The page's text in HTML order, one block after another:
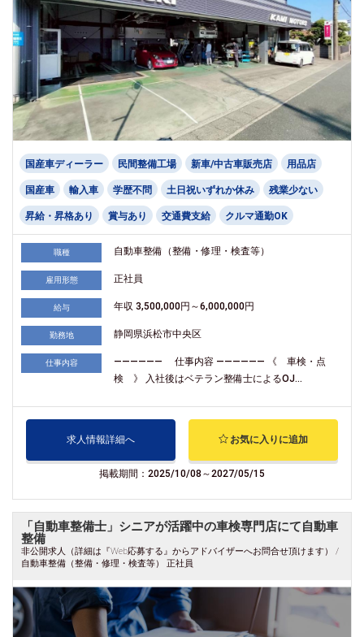
国産車ディーラー 民間整備工場 新車/中古車販売店 用品店
国産車 輸入車 学歴不問 土日祝いずれか休み 残業少ない
昇給・昇格あり 賞与あり 交通費支給 クルマ通勤OK
職種 自動車整備（整備・修理・検査等）
雇用形態 正社員
給与 年収 3,500,000円～6,000,000円
勤務地 静岡県浜松市中央区
仕事内容
―――――― 仕事内容 ―――――― 《 車検・点
検 》 入社後はベテラン整備士によるOJ...
求人情報詳細へ お気に入りに追加
掲載期間：2025/10/08～2027/05/15
「自動車整備士」シニアが活躍中の車検専門店にて自動車
整備
非公開求人（詳細は『Web応募する』からアドバイザーへお問合せ頂けます） /
自動車整備（整備・修理・検査等） 正社員